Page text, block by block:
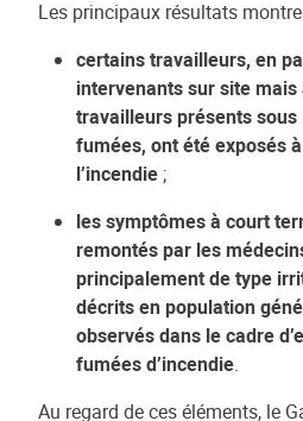
Les principaux résultats
certains travailleurs, en
intervenants sur site
travailleurs présents sous
fumées, ont été exposés
l’incendie ;
les symptômes à court
remontés par les
principalement de type
décrits en population
observés dans le cadre
fumées d’incendie.
Au regard de ces éléments, le